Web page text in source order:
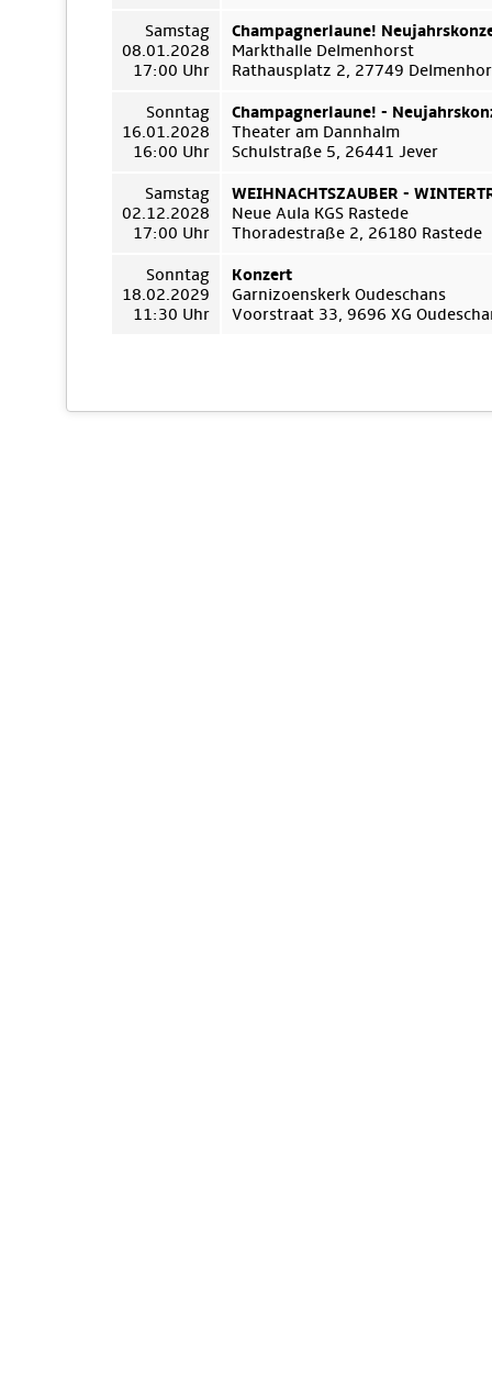
Samstag
08.01.2028
17:00 Uhr
Champagnerlaune!
Markthalle Delmenhorst
Rathausplatz 2, 27749
Sonntag
16.01.2028
16:00 Uhr
Champagnerlaune! -
Theater am Dannhalm
Schulstraße 5, 26441 Jever
Samstag
02.12.2028
17:00 Uhr
WEIHNACHTSZAUBER -
Neue Aula KGS Rastede
Thoradestraße 2, 26180 Rastede
Sonntag
18.02.2029
11:30 Uhr
Konzert
Garnizoenskerk Oudeschans
Voorstraat 33, 9696 XG